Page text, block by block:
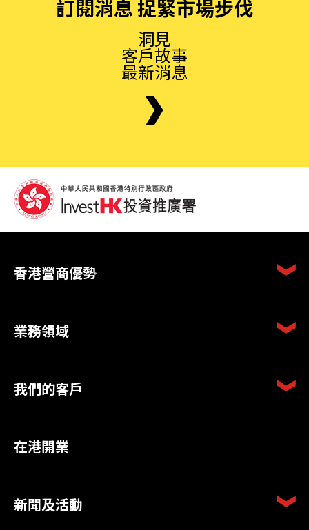
訂閱消息 捉緊市場步伐
洞見
客戶故事
最新消息
香港營商優勢
業務領域
我們的客戶
在港開業
新聞及活動